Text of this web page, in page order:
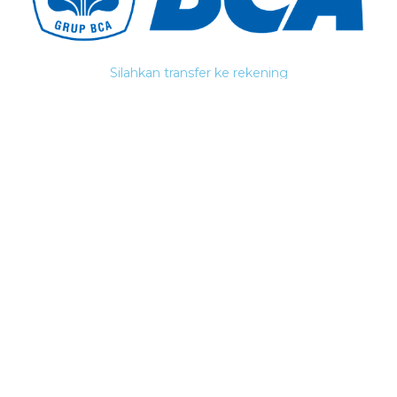
Silahkan transfer ke rekening